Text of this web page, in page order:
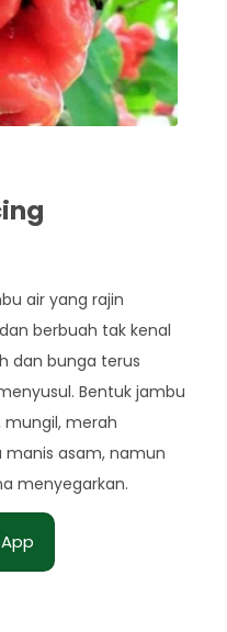
air yang rajin
berbuah tak kenal
dan bunga terus
Bentuk jambu
merah
manis asam, namun
menyegarkan.